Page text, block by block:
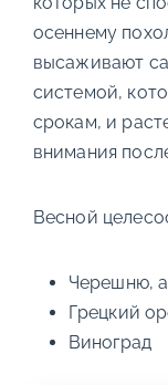
осеннему
высаживают
системой,
срокам, и
внимания
Весной
Черешню,
Грецкий
Виноград